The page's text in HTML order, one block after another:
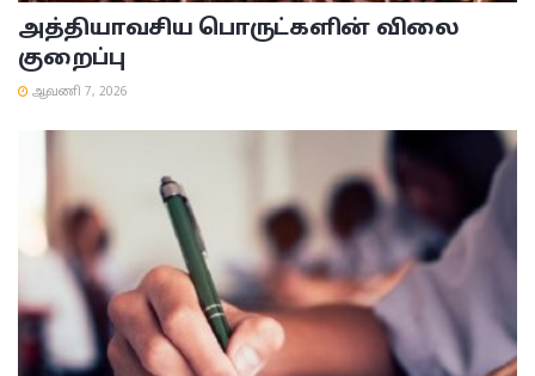
அத்தியாவசிய பொருட்களின் விலை
குறைப்பு
ஆவணி 7, 2026